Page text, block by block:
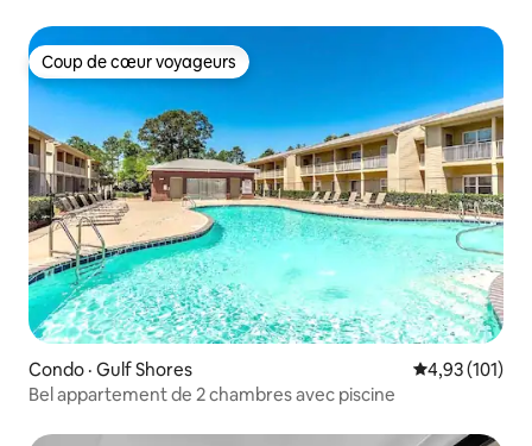
Coup de cœur voyageurs
Coup de cœur voyageurs
Condo · Gulf Shores Note
4,93 (101)
Bel appartement de 2 chambres avec piscine